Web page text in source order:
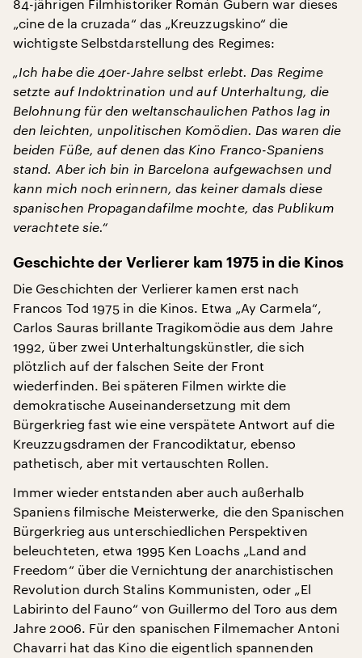
84-jährigen Filmhistoriker Román Gubern war dieses
„cine de la cruzada“ das „Kreuzzugskino“ die
wichtigste Selbstdarstellung des Regimes:
„Ich habe die 40er-Jahre selbst erlebt. Das Regime
setzte auf Indoktrination und auf Unterhaltung, die
Belohnung für den weltanschaulichen Pathos lag in
den leichten, unpolitischen Komödien. Das waren die
beiden Füße, auf denen das Kino Franco-Spaniens
stand. Aber ich bin in Barcelona aufgewachsen und
kann mich noch erinnern, das keiner damals diese
spanischen Propagandafilme mochte, das Publikum
verachtete sie.“
Geschichte der Verlierer kam 1975 in die Kinos
Die Geschichten der Verlierer kamen erst nach
Francos Tod 1975 in die Kinos. Etwa „Ay Carmela“,
Carlos Sauras brillante Tragikomödie aus dem Jahre
1992, über zwei Unterhaltungskünstler, die sich
plötzlich auf der falschen Seite der Front
wiederfinden. Bei späteren Filmen wirkte die
demokratische Auseinandersetzung mit dem
Bürgerkrieg fast wie eine verspätete Antwort auf die
Kreuzzugsdramen der Francodiktatur, ebenso
pathetisch, aber mit vertauschten Rollen.
Immer wieder entstanden aber auch außerhalb
Spaniens filmische Meisterwerke, die den Spanischen
Bürgerkrieg aus unterschiedlichen Perspektiven
beleuchteten, etwa 1995 Ken Loachs „Land and
Freedom“ über die Vernichtung der anarchistischen
Revolution durch Stalins Kommunisten, oder „El
Labirinto del Fauno“ von Guillermo del Toro aus dem
Jahre 2006. Für den spanischen Filmemacher Antoni
Chavarri hat das Kino die eigentlich spannenden